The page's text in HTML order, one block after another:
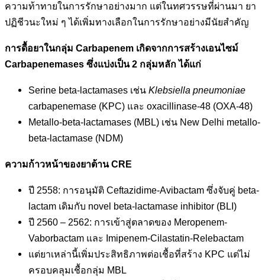
ความท้าทายในการรักษาอย่างมาก แต่ในทศวรรษที่ผ่านมา ยา
ปฏิชีวนะใหม่ ๆ ได้เพิ่มทางเลือกในการรักษาอย่างมีนัยสำคัญ
การดื้อยาในกลุ่ม Carbapenem เกิดจากการสร้างเอนไซม์
Carbapenemases ซึ่งแบ่งเป็น 2 กลุ่มหลัก ได้แก่
Serine beta-lactamases เช่น Klebsiella pneumoniae
carbapenemase (KPC) และ oxacillinase-48 (OXA-48)
Metallo-beta-lactamases (MBL) เช่น New Delhi metallo-
beta-lactamase (NDM)
ความก้าวหน้าของยาต้าน CRE
ปี 2558: การอนุมัติ Ceftazidime-Avibactam ซึ่งจับคู่ beta-
lactam เดิมกับ novel beta-lactamase inhibitor (BLI)
ปี 2560 – 2562: การเข้าสู่ตลาดของ Meropenem-
Vaborbactam และ Imipenem-Cilastatin-Relebactam
แต่ยาเหล่านี้เพิ่มประสิทธิภาพต่อเชื้อที่สร้าง KPC แต่ไม่
ครอบคลุมเชื้อกลุ่ม MBL